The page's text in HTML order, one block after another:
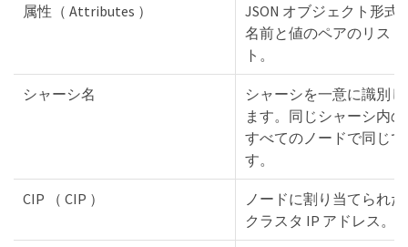
属性（ Attributes ）
JSON オブジェクト形式
名前と値のペアのリス
ト。
シャーシ名
シャーシを一意に識別し
ます。同じシャーシ内の
すべてのノードで同じで
す。
CIP （ CIP ）
ノードに割り当てられた
クラスタ IP アドレス。